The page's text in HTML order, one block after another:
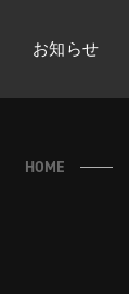
お知らせ
HOME